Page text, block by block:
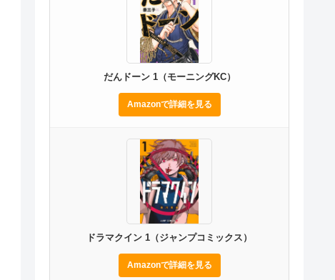
だんドーン 1（モーニングKC）
Amazonで詳細を見る
ドラマクイン 1（ジャンプコミックス）
Amazonで詳細を見る